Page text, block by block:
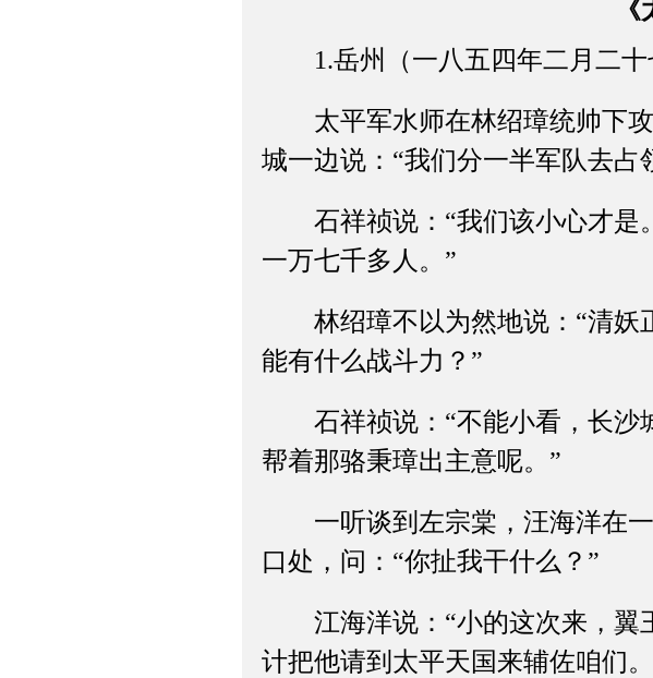
1.岳州（一八五四年二月二十
太平军水师在林绍璋统帅下攻
城一边说：“我们分一半军队去
石祥祯说：“我们该小心才是
一万七千多人。”
林绍璋不以为然地说：“清妖
能有什么战斗力？”
石祥祯说：“不能小看，长沙
帮着那骆秉璋出主意呢。”
一听谈到左宗棠，汪海洋在一
口处，问：“你扯我干什么？”
江海洋说：“小的这次来，翼
计把他请到太平天国来辅佐咱们